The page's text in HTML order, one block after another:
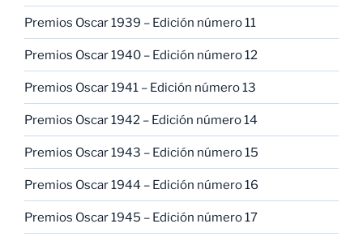
Premios Oscar 1939 – Edición número 11
Premios Oscar 1940 – Edición número 12
Premios Oscar 1941 – Edición número 13
Premios Oscar 1942 – Edición número 14
Premios Oscar 1943 – Edición número 15
Premios Oscar 1944 – Edición número 16
Premios Oscar 1945 – Edición número 17